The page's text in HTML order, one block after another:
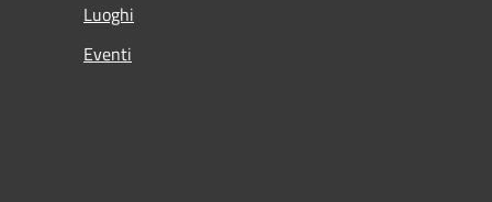
Luoghi
Eventi